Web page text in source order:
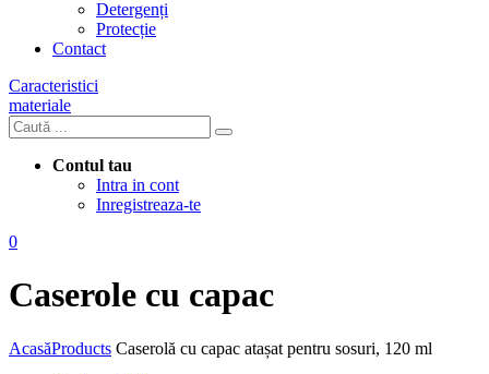
Detergenți
Protecție
Contact
Caracteristici
materiale
Contul tau
Intra in cont
Inregistreaza-te
0
Caserole cu capac
AcasăProducts Caserolă cu capac atașat pentru sosuri, 120 ml